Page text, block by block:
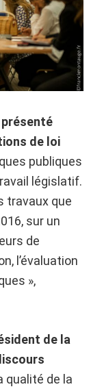
de loi
publiques
législatif.
travaux que
sur un
de
l’évaluation
»,
de la
qualité de la